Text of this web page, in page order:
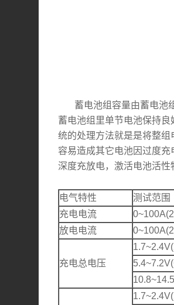
蓄电池组容量由蓄电池组
蓄电池组里单节电池保持
统的处理方法就是是将整
容易造成其它电池因过度
深度充放电，激活电池活
电气特性
测试范围
充电电流
放电电流
充电总电压